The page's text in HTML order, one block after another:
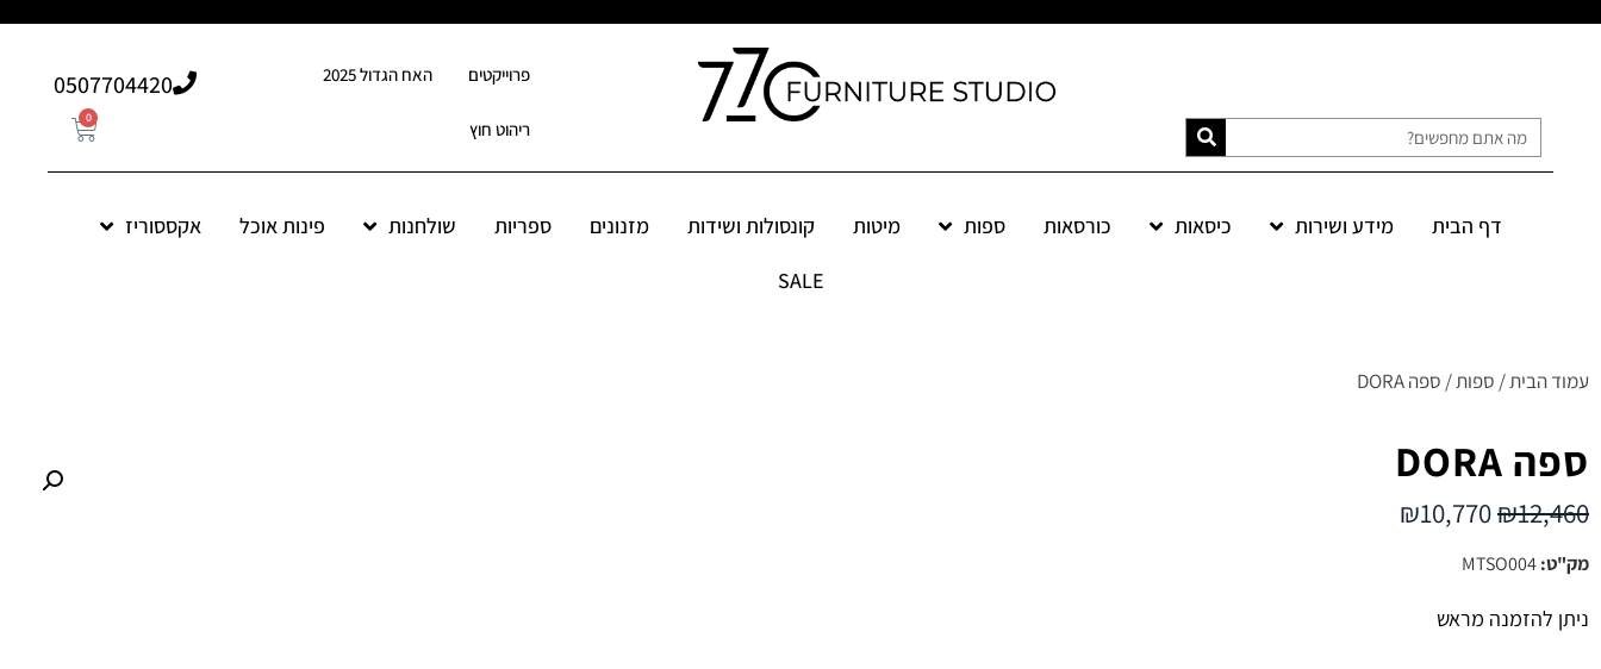
פרוייקטים האח הגדול 2025
ריהוט חוץ
507704420⁩0
0
דף הבית מידע ושירות כיסאות כורסאות ספות מיטות קונסולות ושידות מזנונים ספריות שולחנות פינות אוכל
אקססוריז
SALE
0
עמוד הבית/ ספות/ ספה DORA
ספה DORA
₪12,460
₪10,770
מק"ט:MTSO004
ניתן להזמנה מראש